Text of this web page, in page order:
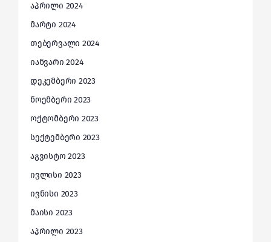
აპრილი 2024
მარტი 2024
თებერვალი 2024
იანვარი 2024
დეკემბერი 2023
ნოემბერი 2023
ოქტომბერი 2023
სექტემბერი 2023
აგვისტო 2023
ივლისი 2023
ივნისი 2023
მაისი 2023
აპრილი 2023